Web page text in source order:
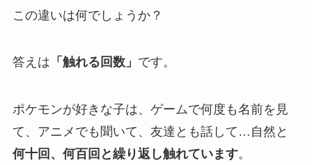
この違いは何でしょうか？
答えは 「触れる回数」 です。
ポケモンが好きな子は、ゲームで何度も名前を見
て、アニメでも聞いて、友達とも話して…自然と
何十回、何百回と繰り返し触れています。